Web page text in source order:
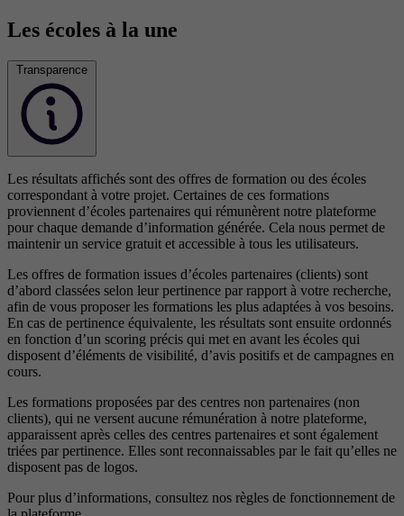
Les écoles à la une
Transparence
Les résultats affichés sont des offres de formation ou des écoles
correspondant à votre projet. Certaines de ces formations
proviennent d’écoles partenaires qui rémunèrent notre plateforme
pour chaque demande d’information générée. Cela nous permet de
maintenir un service gratuit et accessible à tous les utilisateurs.
Les offres de formation issues d’écoles partenaires (clients) sont
d’abord classées selon leur pertinence par rapport à votre recherche,
afin de vous proposer les formations les plus adaptées à vos besoins.
En cas de pertinence équivalente, les résultats sont ensuite ordonnés
en fonction d’un scoring précis qui met en avant les écoles qui
disposent d’éléments de visibilité, d’avis positifs et de campagnes en
cours.
Les formations proposées par des centres non partenaires (non
clients), qui ne versent aucune rémunération à notre plateforme,
apparaissent après celles des centres partenaires et sont également
triées par pertinence. Elles sont reconnaissables par le fait qu’elles ne
disposent pas de logos.
Pour plus d’informations, consultez nos règles de fonctionnement de